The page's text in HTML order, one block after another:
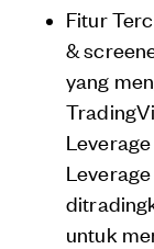
Fitur
&
yang
untuk